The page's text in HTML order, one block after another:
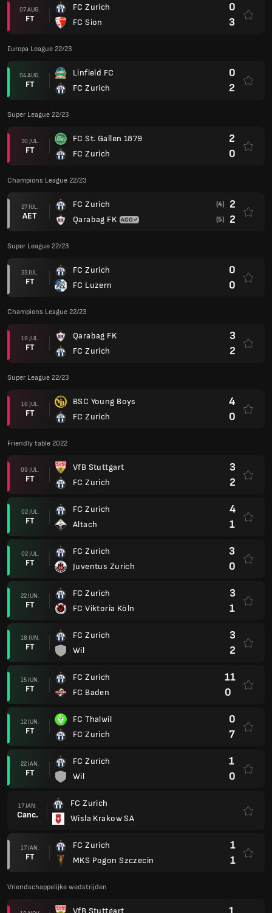
07 AUG.
FT
FC Zurich
FC Sion
0
3
Europa League 22/23
04 AUG.
FT
Linfield FC
FC Zurich
0
2
Super League 22/23
30 JUL.
FT
FC St. Gallen 1879
FC Zurich
2
0
Champions League 22/23
27 JUL.
AET
FC Zurich
Qarabag FK
(4) 2
(5) 2
Super League 22/23
23 JUL.
FT
FC Zurich
FC Luzern
0
0
Champions League 22/23
19 JUL.
FT
Qarabag FK
FC Zurich
3
2
Super League 22/23
16 JUL.
FT
BSC Young Boys
FC Zurich
4
0
Friendly table 2022
09 JUL.
FT
VfB Stuttgart
FC Zurich
3
2
02 JUL.
FT
FC Zurich
Altach
4
1
02 JUL.
FT
FC Zurich
Juventus Zurich
3
0
22 JUN.
FT
FC Zurich
FC Viktoria Köln
3
1
18 JUN.
FT
FC Zurich
Wil
3
2
15 JUN.
FT
FC Zurich
FC Baden
11
0
12 JUN.
FT
FC Thalwil
FC Zurich
0
7
22 JAN.
FT
FC Zurich
Wil
1
0
17 JAN.
Canc.
FC Zurich
Wisla Krakow SA
17 JAN.
FT
FC Zurich
MKS Pogon Szczecin
1
1
Vriendschappelijke wedstrijden
VfB Stuttgart